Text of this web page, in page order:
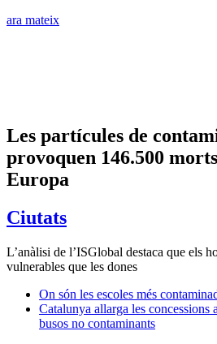
ara mateix
Les partícules de
provoquen 146.500
Europa
Ciutats
L’anàlisi de l’ISGlobal destaca que els
vulnerables que les dones
On són les escoles més
Catalunya allarga les
busos no contaminants